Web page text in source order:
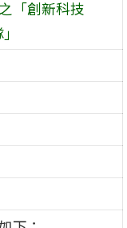
「創新科技